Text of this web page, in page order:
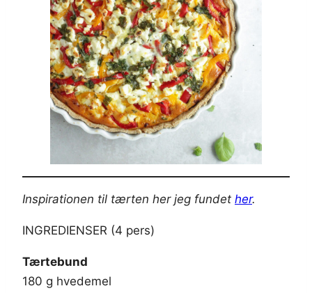
Inspirationen til tærten her jeg fundet her.
INGREDIENSER (4 pers)
Tærtebund
180 g hvedemel